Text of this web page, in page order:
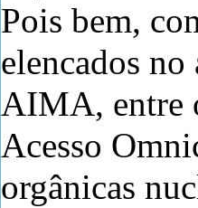
Pois bem,
elencados no
AIMA, entre
Acesso
orgânicas